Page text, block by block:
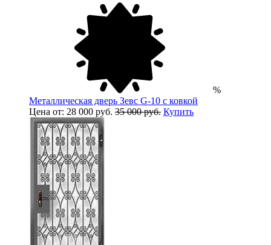
%
Металлическая дверь Зевс G-10 с ковкой
Цена от: 28 000 руб. 35 000 руб. Купить